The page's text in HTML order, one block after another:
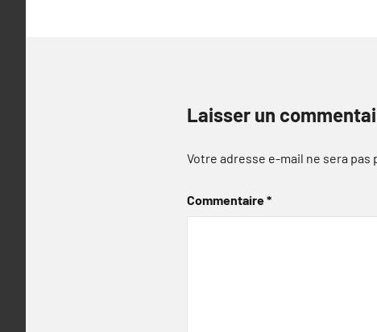
Laisser un
Votre adresse e-mail ne sera pas
Commentaire*